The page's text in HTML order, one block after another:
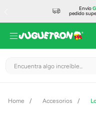
Envío
pedido
Encuentra algo increíble...
Accesorios